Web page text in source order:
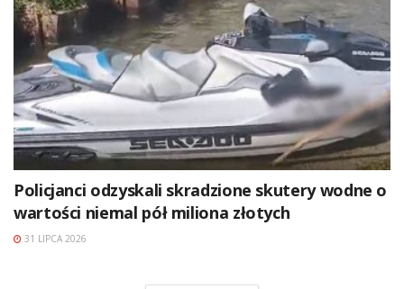
Policjanci odzyskali skradzione skutery wodne o
wartości niemal pół miliona złotych
31 LIPCA 2026